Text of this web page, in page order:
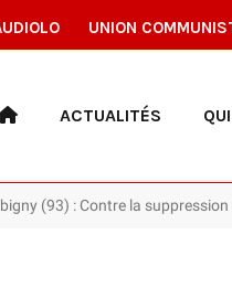
UNION
ACTUALITÉS
(93) : Contre la suppression